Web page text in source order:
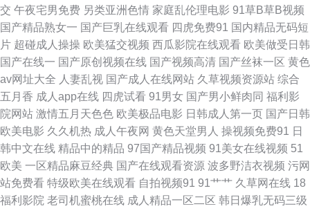
奷在线播放 天天射天天 wwwaV91com 六月婷婷导航福利在线 亚洲第一页嗷
嗷嗷 动漫大全在线播放 欧美视频专区精 在线国产探花不卡 国产日韩中文精
品 日韩专区国产在线 97在线观看在线观看 狼色在线观看视频 亚洲欧美日韩
国产另类 国产精品13页 日本不卡视频 6080新视觉影院在线观看 综合在线视
频精品专区 精品99在线视频 无套内谢少妇毛片A片流出白浆 大地资源高清日
本 碰碰影院 在线免费高清电影网 国产在线精品 手机在线观看免费 av午夜狸
交 午夜宅男免费 另类亚洲色情 家庭乱伦理电影 91草B草B视频
国产精品熟女一 国产巨乳在线观看 四虎免费91 国内精品无码短
片 超碰成人操操 欧美猛交视频 西瓜影院在线观看 欧美做受日韩
国产在线一 国产原创视频在线 国产视频高清 国产丝袜一区 黄色
av网址大全 人妻乱视 国产成人在线网站 久草视频资源站 综合
五月香 成人app在线 四虎试看 91男女 国产男小鲜肉同 福利影
院网站 激情五月天色色 欧美极品电影 日韩成人第一页 国产日韩
欧美电影 久久机热 成人午夜网 黄色天堂男人 操视频免费91 日
韩中文在线 精品中的精品 97国产精品视频 91美女在线视频 51
欧美 一区精品麻豆经典 国产在线观看资源 波多野洁衣视频 污网
站免费看 特级欧美在线观看 自拍视频91 91艹艹 久草网在线 18
福利影院 老司机蜜桃在线 成人精品一区二区 韩日爆乳无码三级